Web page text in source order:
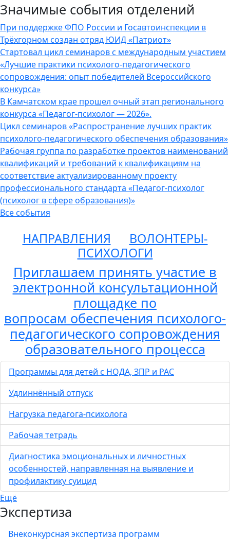
Значимые события отделений
При поддержке ФПО России и Госавтоинспекции в
Трёхгорном создан отряд ЮИД «Патриот»
Стартовал цикл семинаров с международным участием
«Лучшие практики психолого-педагогического
сопровождения: опыт победителей Всероссийского
конкурса»
В Камчатском крае прошел очный этап регионального
конкурса «Педагог-психолог — 2026».
Цикл семинаров «Распространение лучших практик
психолого-педагогического обеспечения образования»
Рабочая группа по разработке проектов наименований
квалификаций и требований к квалификациям на
соответствие актуализированному проекту
профессионального стандарта «Педагог-психолог
(психолог в сфере образования)»
Все события
НАПРАВЛЕНИЯ
ВОЛОНТЕРЫ-
ПСИХОЛОГИ
Приглашаем принять участие в
электронной консультационной
площадке по
вопросам обеспечения психолого-
педагогического сопровождения
образовательного процесса
Программы для детей с НОДА, ЗПР и РАС
Удлиннённый отпуск
Нагрузка педагога-психолога
Рабочая тетрадь
Диагностика эмоциональных и личностных
особенностей, направленная на выявление и
профилактику суицид
Ещё
Экспертиза
Внеконкурсная экспертиза программ